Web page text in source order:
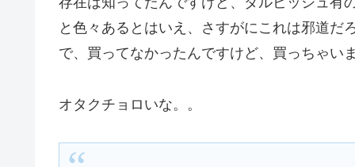
と色々あるとはいえ、さすがにこれは邪道だ
で、買ってなかったんですけど、買っちゃい
オタクチョロいな。。